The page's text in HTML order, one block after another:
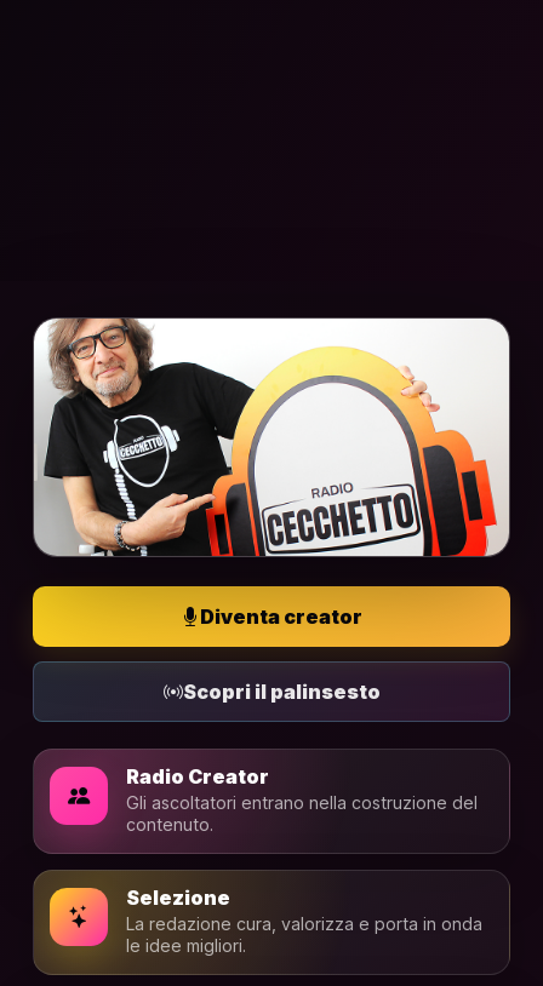
Diventa creator
Scopri il palinsesto
Radio Creator
Gli ascoltatori entrano nella costruzione del
contenuto.
Selezione
La redazione cura, valorizza e porta in onda
le idee migliori.